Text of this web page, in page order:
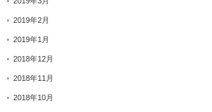
2019年2月
2019年1月
2018年12月
2018年11月
2018年10月